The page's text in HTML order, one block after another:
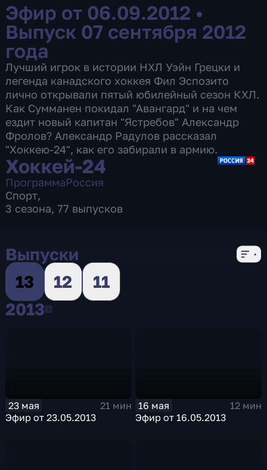
Эфир от 06.09.2012 •
Выпуск 07 сентября 2012
года
Лучший игрок в истории НХЛ Уэйн Грецки и
легенда канадского хоккея Фил Эспозито
лично открывали пятый юбилейный сезон КХЛ.
Как Сумманен покидал "Авангард" и на чем
ездит новый капитан "Ястребов" Александр
Фролов? Александр Радулов рассказал
"Хоккею-24", как его забирали в армию.
Хоккей-24
ПрограммаРоссия
Спорт,
3 сезона, 77 выпусков
Выпуски
13
12
11
20132013
23 мая
21 мин
Эфир от 23.05.2013
16 мая
12 мин
Эфир от 16.05.2013